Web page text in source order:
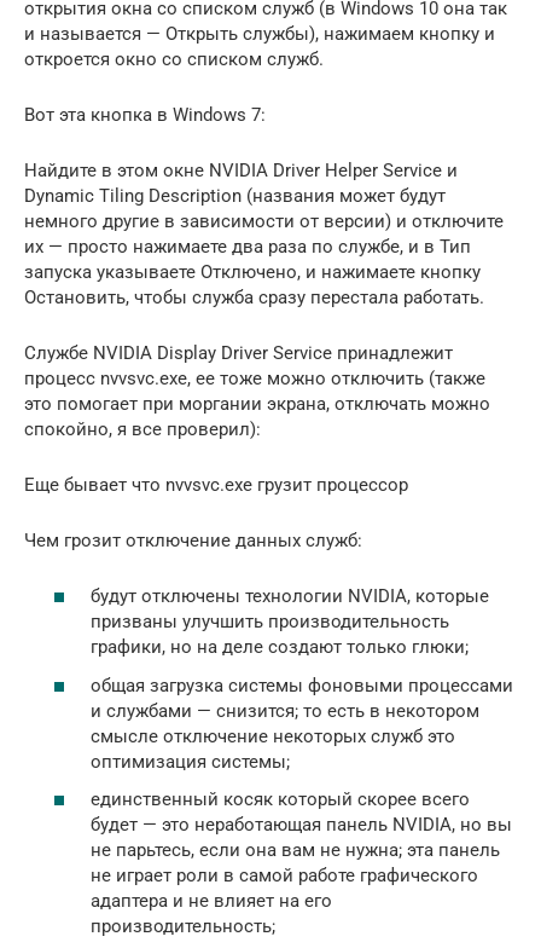
открытия окна со списком служб (в Windows 10 она так
и называется — Открыть службы), нажимаем кнопку и
откроется окно со списком служб.
Вот эта кнопка в Windows 7:
Найдите в этом окне NVIDIA Driver Helper Service и
Dynamic Tiling Description (названия может будут
немного другие в зависимости от версии) и отключите
их — просто нажимаете два раза по службе, и в Тип
запуска указываете Отключено, и нажимаете кнопку
Остановить, чтобы служба сразу перестала работать.
Службе NVIDIA Display Driver Service принадлежит
процесс nvvsvc.exe, ее тоже можно отключить (также
это помогает при моргании экрана, отключать можно
спокойно, я все проверил):
Еще бывает что nvvsvc.exe грузит процессор
Чем грозит отключение данных служб:
будут отключены технологии NVIDIA, которые
призваны улучшить производительность
графики, но на деле создают только глюки;
общая загрузка системы фоновыми процессами
и службами — снизится; то есть в некотором
смысле отключение некоторых служб это
оптимизация системы;
единственный косяк который скорее всего
будет — это неработающая панель NVIDIA, но вы
не парьтесь, если она вам не нужна; эта панель
не играет роли в самой работе графического
адаптера и не влияет на его
производительность;